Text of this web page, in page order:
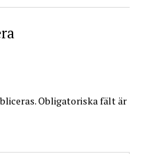
Obligatoriska fält är